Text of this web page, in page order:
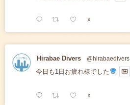
X
Hirabae Divers @hirabaedivers
今日も1日お疲れ様でした
X